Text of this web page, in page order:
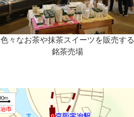
色々なお茶や抹茶スイーツを販売する
銘茶売場